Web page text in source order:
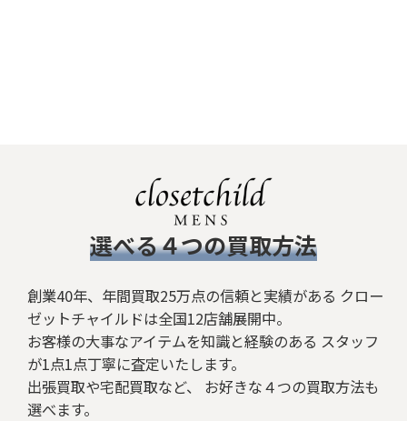
​選べる４つの買取方法
創業40年、年間買取25万点の信頼と実績がある クロー
ゼットチャイルドは全国12店舗展開中。
お客様の大事なアイテムを知識と経験のある スタッフ
が1点1点丁寧に査定いたします。
出張買取や宅配買取など、 お好きな４つの買取方法も
選べます。